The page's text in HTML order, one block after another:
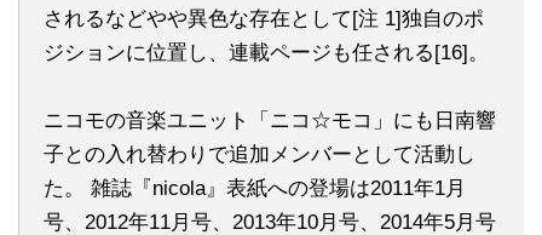
されるなどやや異色な存在として[注 1]独自のポ
ジションに位置し、連載ページも任される[16]。
ニコモの音楽ユニット「ニコ☆モコ」にも日南響
子との入れ替わりで追加メンバーとして活動し
た。 雑誌『nicola』表紙への登場は2011年1月
号、2012年11月号、2013年10月号、2014年5月号